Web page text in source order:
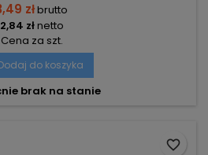
złbrutto
2,84 złnetto
Cena za szt.
do koszyka
brak na stanie
favorite_border